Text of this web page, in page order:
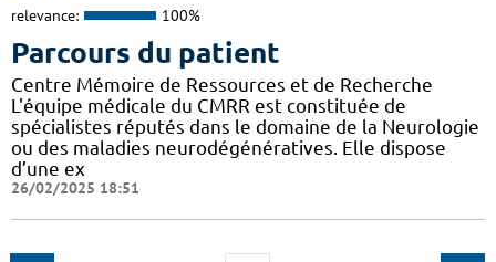
relevance: 100%
Parcours du patient
Centre Mémoire de Ressources et de Recherche
L'équipe médicale du CMRR est constituée de
spécialistes réputés dans le domaine de la Neurologie
ou des maladies neurodégénératives. Elle dispose
d’une ex
26/02/2025 18:51